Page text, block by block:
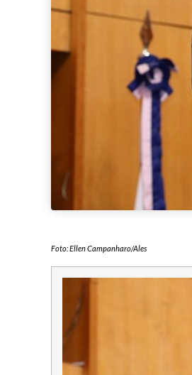
Foto: Ellen Campanharo/Ales